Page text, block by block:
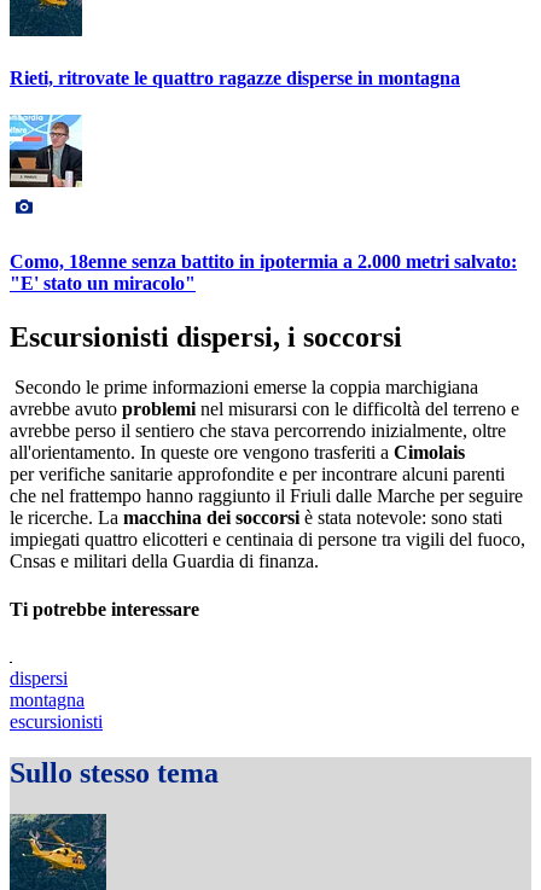
Rieti, ritrovate le quattro ragazze disperse in montagna
Como, 18enne senza battito in ipotermia a 2.000 metri salvato:
"E' stato un miracolo"
Escursionisti dispersi, i soccorsi
Secondo le prime informazioni emerse la coppia marchigiana
avrebbe avuto probleminel misurarsi con le difficoltà del terreno e
avrebbe perso il sentiero che stava percorrendo inizialmente, oltre
all'orientamento. In queste ore vengono trasferiti a Cimolais
per verifiche sanitarie approfondite e per incontrare alcuni parenti
che nel frattempo hanno raggiunto il Friuli dalle Marche per seguire
le ricerche. La macchina dei soccorsiè stata notevole: sono stati
impiegati quattro elicotteri e centinaia di persone tra vigili del fuoco,
Cnsas e militari della Guardia di finanza.
Ti potrebbe interessare
dispersi
montagna
escursionisti
Sullo stesso tema